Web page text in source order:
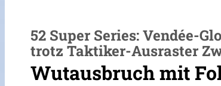
52 Super Series: Vendée-
trotz Taktiker-Ausraster
Wutausbruch mit